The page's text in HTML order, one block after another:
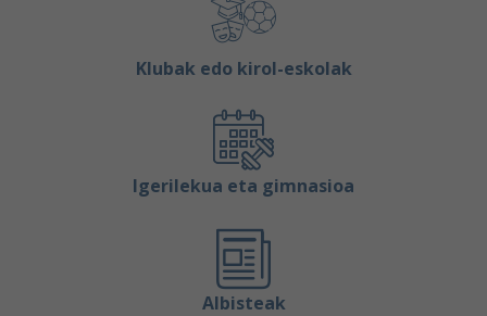
Klubak edo kirol-eskolak
Igerilekua eta gimnasioa
Albisteak